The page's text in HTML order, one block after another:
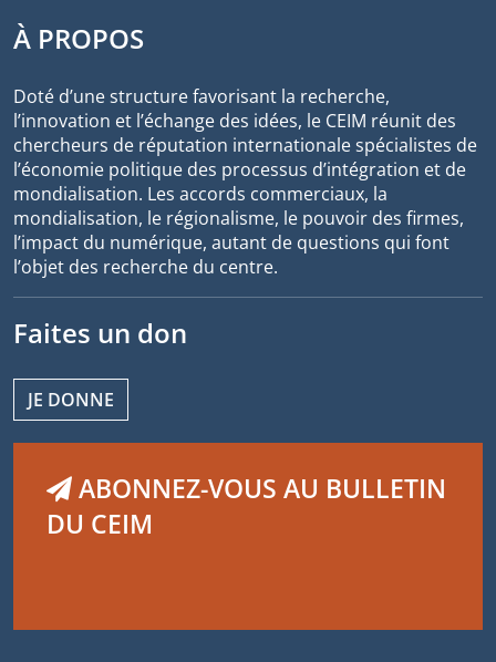
À PROPOS
Doté d’une structure favorisant la recherche,
l’innovation et l’échange des idées, le CEIM réunit des
chercheurs de réputation internationale spécialistes de
l’économie politique des processus d’intégration et de
mondialisation. Les accords commerciaux, la
mondialisation, le régionalisme, le pouvoir des firmes,
l’impact du numérique, autant de questions qui font
l’objet des recherche du centre.
Faites un don
JE DONNE
ABONNEZ-VOUS AU BULLETIN
DU CEIM